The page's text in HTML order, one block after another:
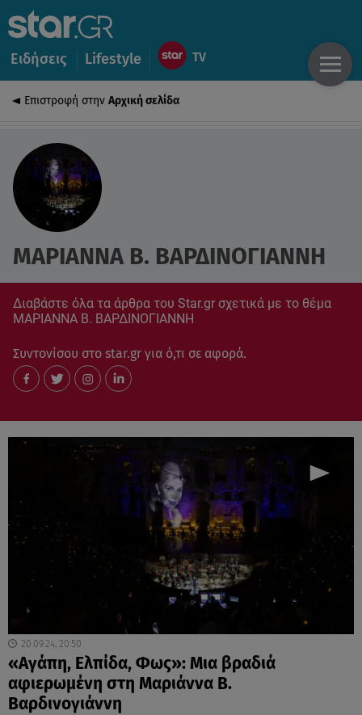
Ειδήσεις Lifestyle
Επιστροφή στην Αρχική σελίδα
ΜΑΡΙΑΝΝΑ Β. ΒΑΡΔΙΝΟΓΙΑΝΝΗ
Διαβάστε όλα τα άρθρα του Star.gr σχετικά με το θέμα
ΜΑΡΙΑΝΝΑ Β. ΒΑΡΔΙΝΟΓΙΑΝΝΗ
Συντονίσου στο star.gr για ό,τι σε αφορά.
20.09.24, 20:50
«Αγάπη, Ελπίδα, Φως»: Μια βραδιά
αφιερωμένη στη Μαριάννα Β.
Βαρδινογιάννη